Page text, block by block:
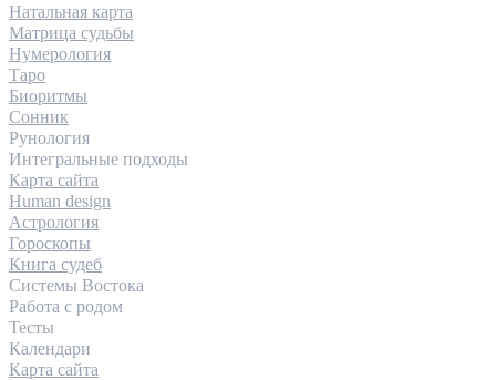
Натальная карта
Матрица судьбы
Нумерология
Таро
Биоритмы
Сонник
Рунология
Интегральные подходы
Карта сайта
Human design
Астрология
Гороскопы
Книга судеб
Системы Востока
Работа с родом
Тесты
Календари
Карта сайта